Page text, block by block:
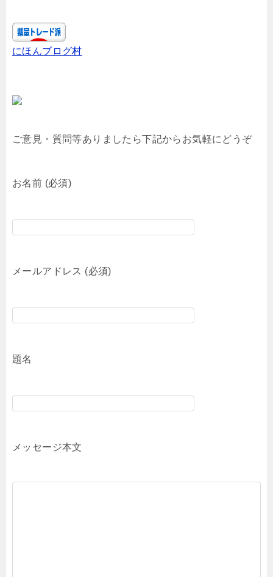
にほんブログ村
ご意見・質問等ありましたら下記からお気軽にどうぞ
お名前 (必須)
メールアドレス (必須)
題名
メッセージ本文